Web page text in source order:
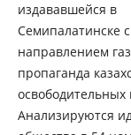
издававшейся в
Семипалатинске
направлением
пропаганда
Анализируются